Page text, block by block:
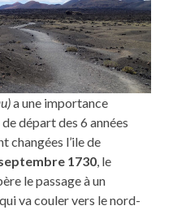
a une importance
départ des 6 années
changées l’ile de
1730, le
le passage à un
va couler vers le nord-